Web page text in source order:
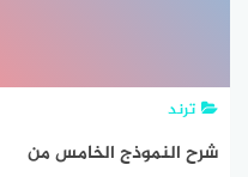
ترند
شرح النموذج الخامس من